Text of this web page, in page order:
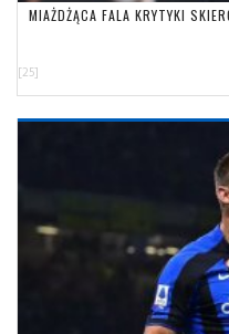
MIAŻDŻĄCA FALA KRYTYKI
[25]